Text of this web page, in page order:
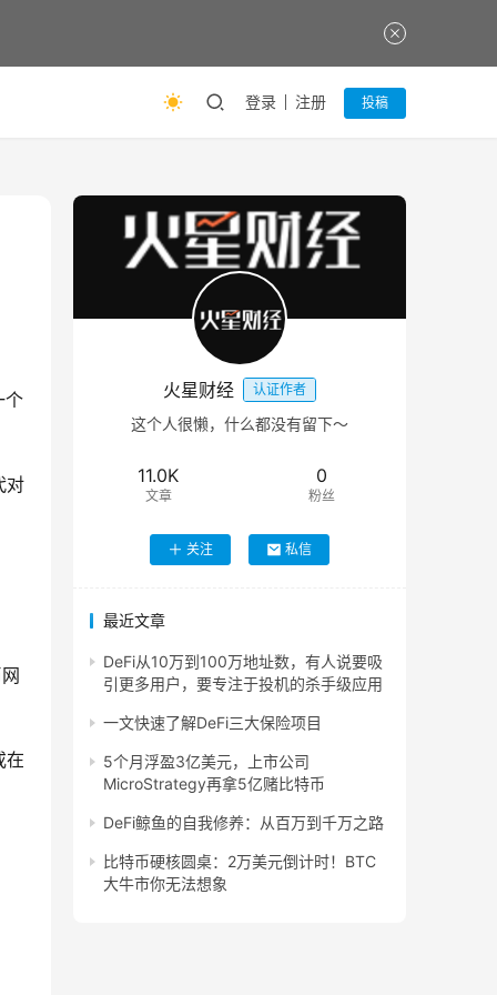
登录 注册 投稿
个
对
在
火星财经 认证作者
这个人很懒，什么都没有留下～
11.0K
文章
0
粉丝
关注 私信
最近文章
DeFi从10万到100万地址数，有人说要吸
引更多用户，要专注于投机的杀手级应用
一文快速了解DeFi三大保险项目
5个月浮盈3亿美元，上市公司
MicroStrategy再拿5亿赌比特币
DeFi鲸鱼的自我修养：从百万到千万之路
比特币硬核圆桌：2万美元倒计时！BTC
大牛市你无法想象